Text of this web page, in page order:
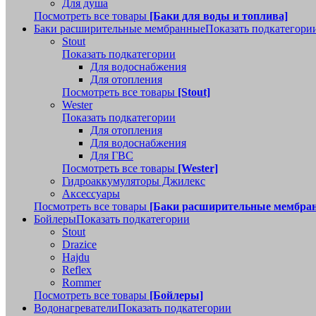
Для душа
Посмотреть все товары [Баки для воды и топлива]
Баки расширительные мембранныеПоказать
Stout
Показать подкатегории
Для водоснабжения
Для отопления
Посмотреть все товары [Stout]
Wester
Показать подкатегории
Для отопления
Для водоснабжения
Для ГВС
Посмотреть все товары [Wester]
Гидроаккумуляторы Джилекс
Аксессуары
Посмотреть все товары [Баки расширительные
БойлерыПоказать подкатегории
Stout
Drazice
Hajdu
Reflex
Rommer
Посмотреть все товары [Бойлеры]
ВодонагревателиПоказать подкатегории